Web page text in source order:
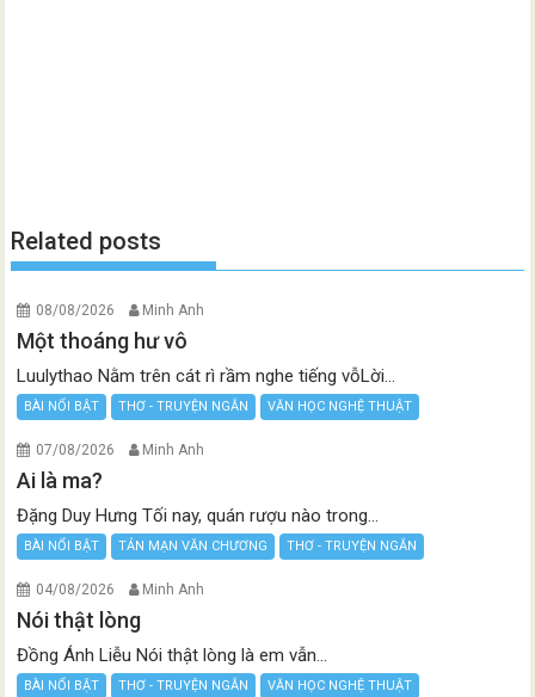
Related posts
08/08/2026 Minh Anh
Một thoáng hư vô
Luulythao Nằm trên cát rì rầm nghe tiếng vỗLời...
BÀI NỔI BẬT THƠ - TRUYỆN NGẮN VĂN HỌC NGHỆ THUẬT
07/08/2026 Minh Anh
Ai là ma?
Đặng Duy Hưng Tối nay, quán rượu nào trong...
BÀI NỔI BẬT TẢN MẠN VĂN CHƯƠNG THƠ - TRUYỆN NGẮN
04/08/2026 Minh Anh
Nói thật lòng
Đồng Ánh Liễu Nói thật lòng là em vẫn...
BÀI NỔI BẬT THƠ - TRUYỆN NGẮN VĂN HỌC NGHỆ THUẬT